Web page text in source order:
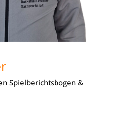
Spielberichtsbogen &